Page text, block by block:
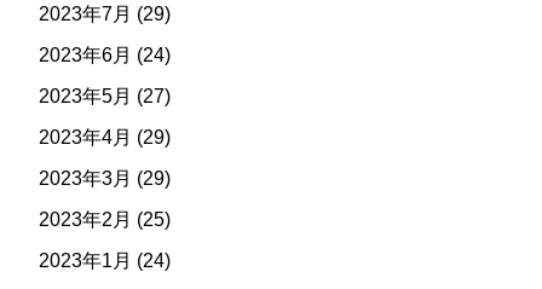
2023年7月 (29)
2023年6月 (24)
2023年5月 (27)
2023年4月 (29)
2023年3月 (29)
2023年2月 (25)
2023年1月 (24)